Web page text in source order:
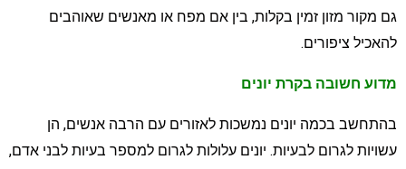
מקור מזון זמין בקלות, בין אם מפח או מאנשים שאוהבים
ציפורים.
חשובה בקרת יונים
בכמה יונים נמשכות לאזורים עם הרבה אנשים, הן
לגרום לבעיות. יונים עלולות לגרום למספר בעיות לבני אדם,